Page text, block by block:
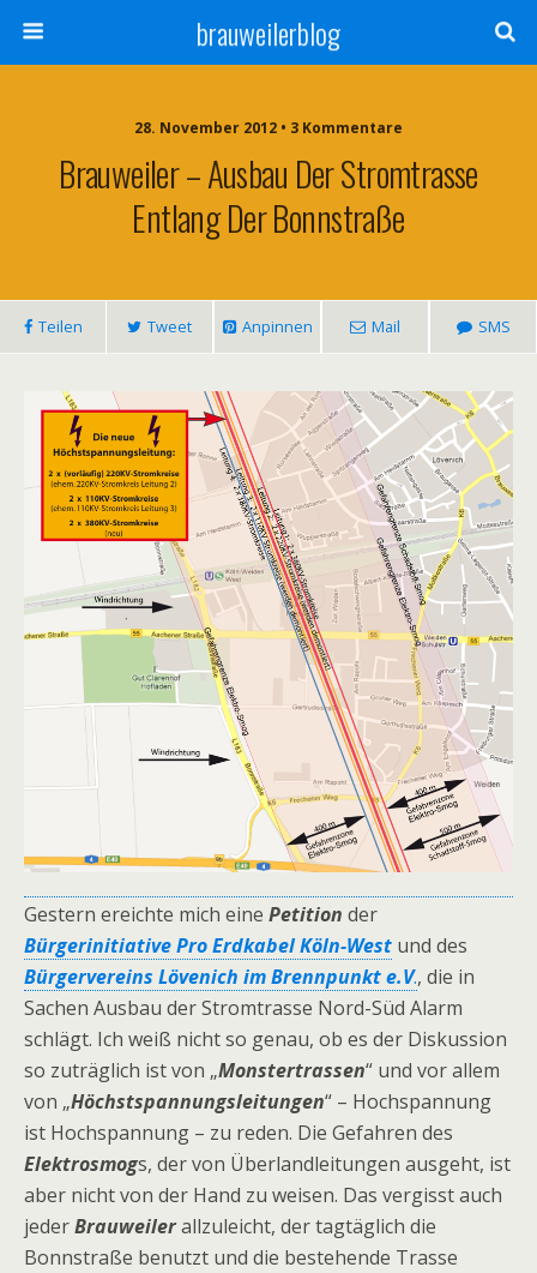
brauweilerblog
28. November 2012 • 3 Kommentare
Brauweiler – Ausbau Der Stromtrasse
Entlang Der Bonnstraße
Teilen Tweet Anpinnen Mail SMS
Gestern ereichte mich eine Petition der
Bürgerinitiative Pro Erdkabel Köln-West und des
Bürgervereins Lövenich im Brennpunkt e.V., die in
Sachen Ausbau der Stromtrasse Nord-Süd Alarm
schlägt. Ich weiß nicht so genau, ob es der Diskussion
so zuträglich ist von „Monstertrassen“ und vor allem
von „Höchstspannungsleitungen“ – Hochspannung
ist Hochspannung – zu reden. Die Gefahren des
Elektrosmogs, der von Überlandleitungen ausgeht, ist
aber nicht von der Hand zu weisen. Das vergisst auch
jederBrauweilerallzuleicht, der tagtäglich die
Bonnstraße benutzt und die bestehende Trasse